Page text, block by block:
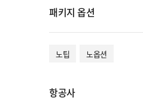
패키지 옵션
노팁 노옵션
항공사